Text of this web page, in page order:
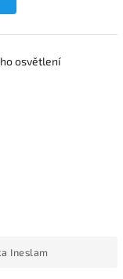
osvětlení
Ineslam